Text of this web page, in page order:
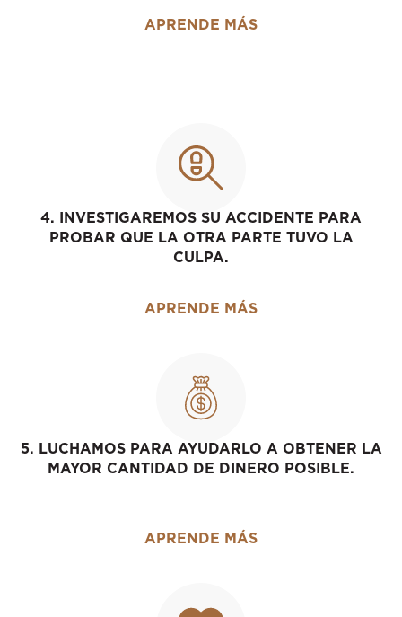
APRENDE MÁS
4. INVESTIGAREMOS SU ACCIDENTE PARA
PROBAR QUE LA OTRA PARTE TUVO LA
CULPA.
APRENDE MÁS
5. LUCHAMOS PARA AYUDARLO A OBTENER LA
MAYOR CANTIDAD DE DINERO POSIBLE.
APRENDE MÁS